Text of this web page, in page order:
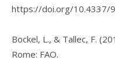
https://doi.org/10.4337/
Bockel, L., & Tallec, F.
Rome: FAO.